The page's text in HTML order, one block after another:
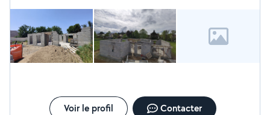
Voir le profil Contacter